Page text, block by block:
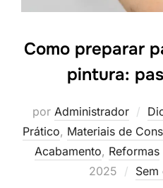
Como preparar
pintura:
por Administrador
Prático, Materiais de
Acabamento, Reformas
2025